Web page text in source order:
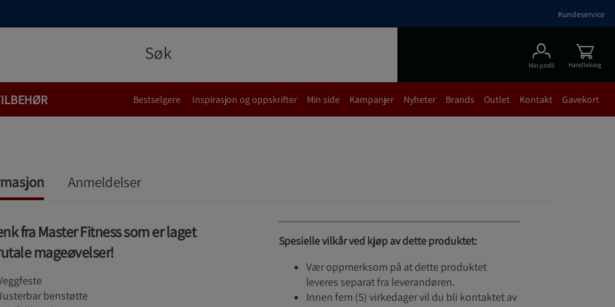
Kundeservice
Min profil Handlekorg
Bestselgere Inspirasjon og oppskrifter Min side Kampanjer Nyheter Brands Outlet Kontakt Gavekort
Anmeldelser
fra Master Fitness som er laget
mageøvelser!
benstøtte
Spesielle vilkår ved kjøp av dette produktet:
Vær oppmerksom på at dette produktet
leveres separat fra leverandøren.
Innen fem (5) virkedager vil du bli kontaktet av